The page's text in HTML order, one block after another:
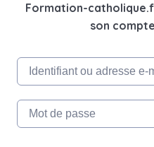
Formation-
son